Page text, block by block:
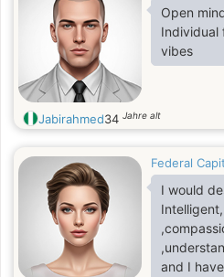
Open
Individual
vibes
Jabirahmed34 Jahre alt
Federal
I would
and I